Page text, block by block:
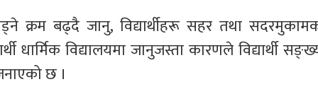
क्रम बढ्दै जानु, विद्यार्थीहरू सहर तथा
धार्मिक विद्यालयमा जानुजस्ता कारणले विद्यार्थी
छ ।